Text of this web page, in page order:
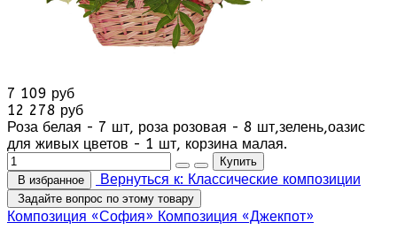
7 109 руб
12 278 руб
Роза белая - 7 шт, роза розовая - 8 шт,зелень,оазис
для живых цветов - 1 шт, корзина малая.
В избранное Вернуться к: Классические композиции
Задайте вопрос по этому товару
Композиция «София» Композиция «Джекпот»